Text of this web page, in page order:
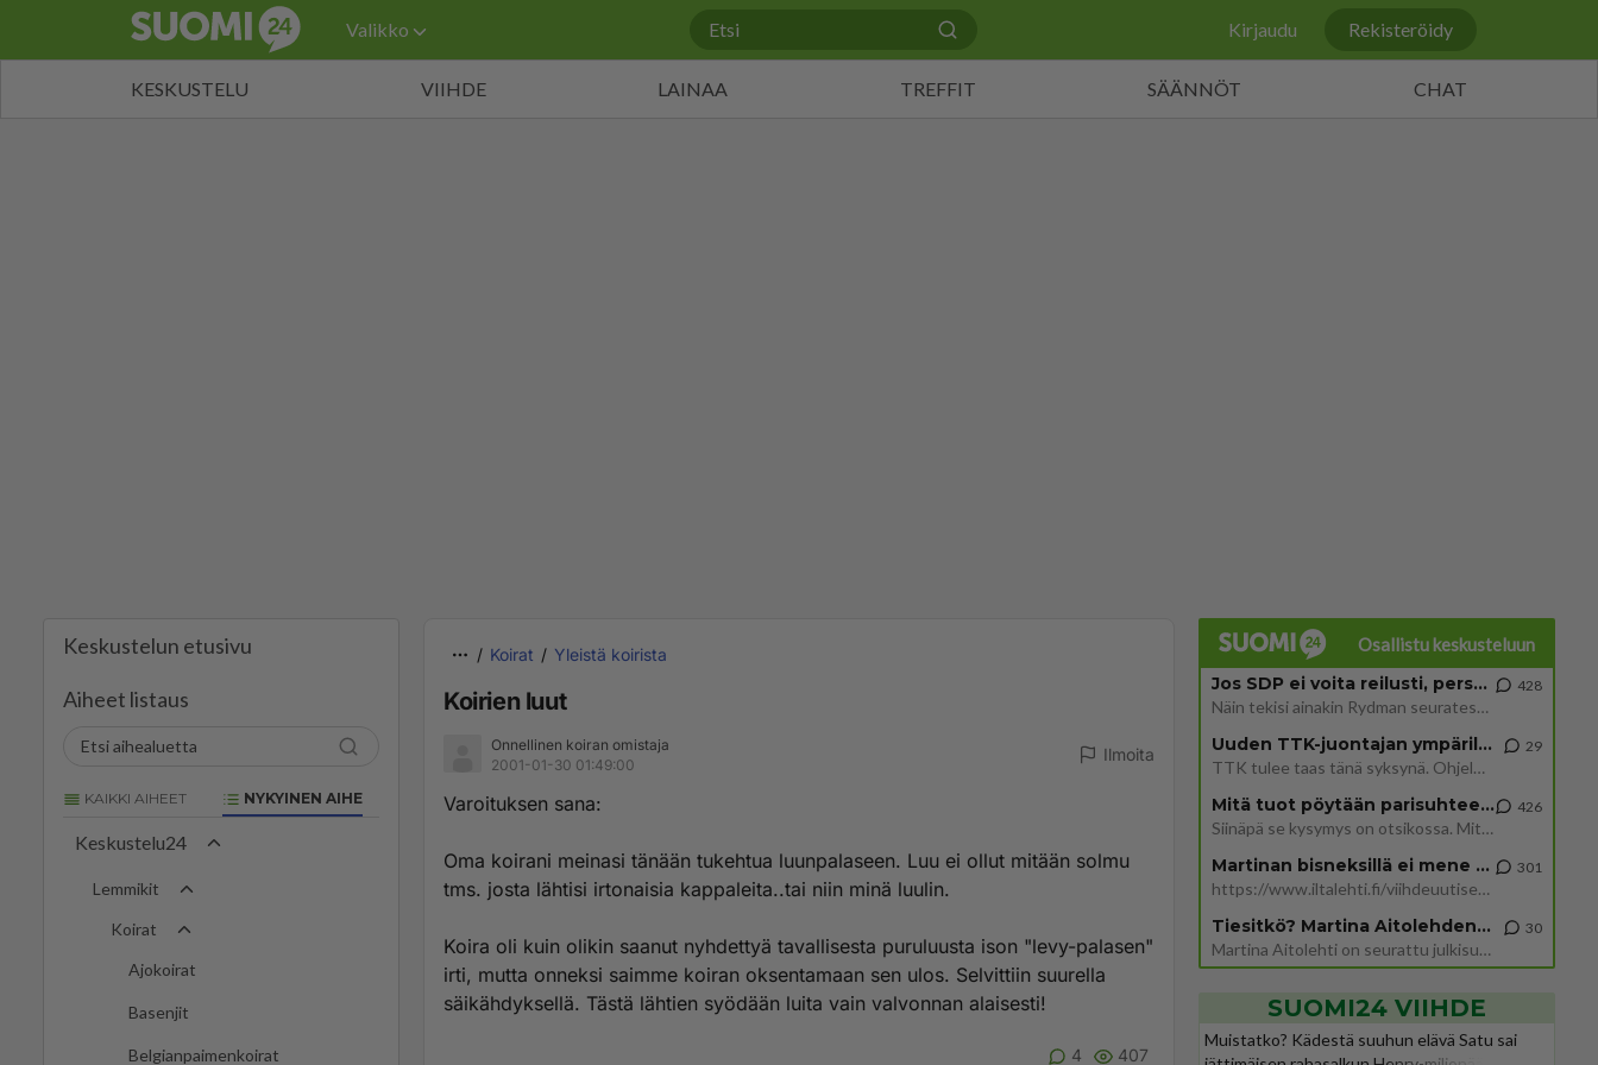
Valikko Kirjaudu Rekisteröidy
KESKUSTELU VIIHDE LAINAA TREFFIT SÄÄNNÖT CHAT
Keskustelun etusivu
Aiheet listaus
KAIKKI AIHEET NYKYINEN AIHE
Keskustelu24
Lemmikit
Koirat
Ajokoirat
Basenjit
Belgianpaimenkoirat
Koirat Yleistä koirista
Koirien luut
Onnellinen koiran omistaja
2001-01-30 01:49:00
Ilmoita
Varoituksen sana:
Oma koirani meinasi tänään tukehtua luunpalaseen. Luu ei ollut mitään solmu
tms. josta lähtisi irtonaisia kappaleita..tai niin minä luulin.
Koira oli kuin olikin saanut nyhdettyä tavallisesta puruluusta ison "levy-palasen"
irti, mutta onneksi saimme koiran oksentamaan sen ulos. Selvittiin suurella
säikähdyksellä. Tästä lähtien syödään luita vain valvonnan alaisesti!
4 407
Osallistu keskusteluun
Jos SDP ei voita reilusti, persut kumoavat demokratian Suomesta
Näin tekisi ainakin Rydman seuratessaan idolinsa Trumpin mallia https://www.is.fi/politiikka/art-2000012187244.html
428
Uuden TTK-juontajan ympärillä epätietoisuus sakenee - Nyt MTV hämmentää soppaa
TTK tulee taas tänä syksynä. Ohjelman uudet tähtioppilaat julkistetaan torstaina 6. elokuuta klo 14 alkavassa lehdistö
29
Mitä tuot pöytään parisuhteessa?
Siinäpä se kysymys on otsikossa. Mitäpä siis tuot/toisit pöytään parisuhteessa? Oletko mies vai nainen? Koetko sen mitä
426
Martinan bisneksillä ei mene hyvin
https://www.iltalehti.fi/viihdeuutiset/a/c46da6ab-340f-4790-aaa7-0865eed2336 Yrityksen konkurssihakemus on tullut kärä
301
Tiesitkö? Martina Aitolehden isäpuoli on tämä suosittu laulaja
Martina Aitolehti on seurattu julkisuuden henkilö. Lähipiiriin mahtuu muitakin tunnettuja henkilöitä. Tiesitkö, että Ma
30
SUOMI24 VIIHDE
Muistatko? Kädestä suuhun elävä Satu sai